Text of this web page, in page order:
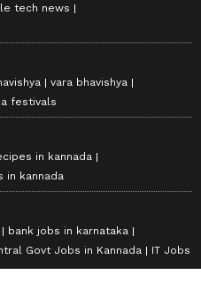
tech news
vara bhavishya
festivals
in kannada
in kannada
bank jobs in karnataka
Govt Jobs in Kannada IT Jobs